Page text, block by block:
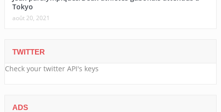
Tokyo
août 20, 2021
TWITTER
Check your twitter API's keys
ADS